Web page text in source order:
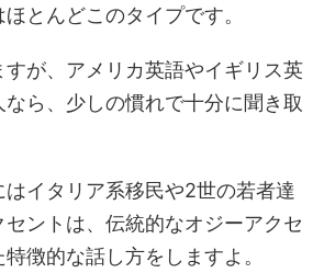
とんどこのタイプです。
すが、アメリカ英語やイギリス英
ら、少しの慣れで十分に聞き取
はイタリア系移民や2世の若者達
ントは、伝統的なオジーアクセ
徴的な話し方をしますよ。